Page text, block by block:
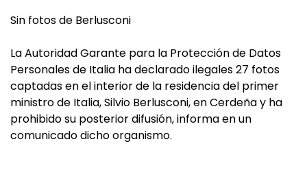
Sin fotos de Berlusconi
La Autoridad Garante para la Protección de Datos
Personales de Italia ha declarado ilegales 27 fotos
captadas en el interior de la residencia del primer
ministro de Italia, Silvio Berlusconi, en Cerdeña y ha
prohibido su posterior difusión, informa en un
comunicado dicho organismo.